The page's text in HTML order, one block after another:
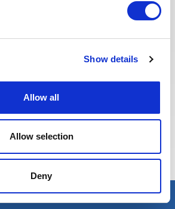
Show details
Allow all
Allow selection
Deny
Eva BERTON
Responsable Recrutement